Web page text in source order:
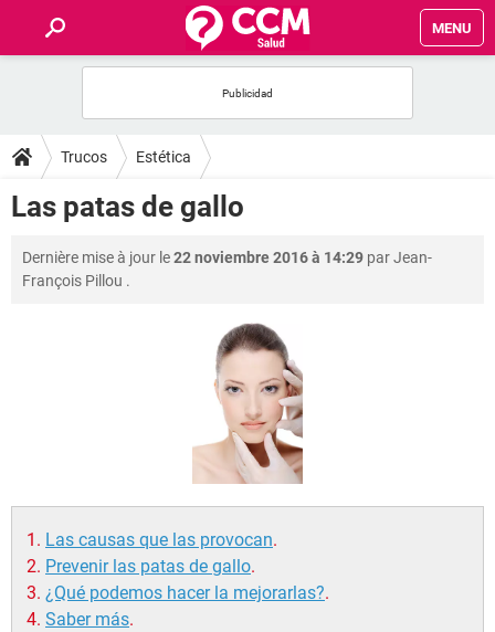
MENU
FORUMS
SALUD
FAMILIA
Trucos Estética
Las patas de gallo
Dernière mise à jour le22 noviembre 2016 à 14:29 parJean-
François Pillou .
Las causas que las provocan.
Prevenir las patas de gallo.
¿Qué podemos hacer la mejorarlas?.
Saber más.